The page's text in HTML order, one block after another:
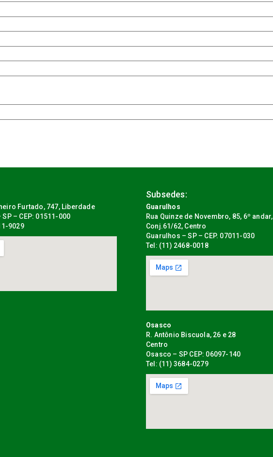
Furtado, 747, Liberdade
– CEP: 01511-000
9029
Subsedes:
Guarulhos
Rua Quinze de Novembro, 85, 6º andar,
Conj.61/62, Centro
Guarulhos – SP – CEP. 07011-030
Tel: (11) 2468-0018
Osasco
R. Antônio Biscuola, 26 e 28
Centro
Osasco – SP CEP: 06097-140
Tel: (11) 3684-0279